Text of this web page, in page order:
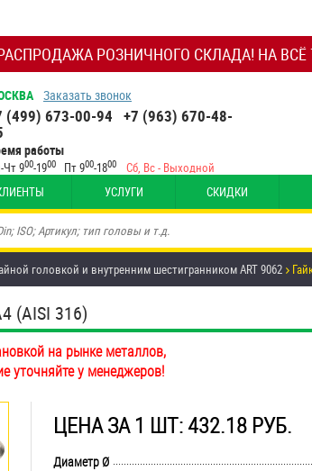
РОЗНИЧНОГО СКЛАДА! НА ВСЁ
Заказать звонок
(499) 673-00-94 +7 (963) 670-48-
работы
Чт 900-1900 Пт 900-1800 Сб, Вс - Выходной
УСЛУГИ СКИДКИ
головкой и внутренним шестигранником ART 9062
(AISI 316)
на рынке металлов,
уточняйте у менеджеров!
ЦЕНА ЗА 1 ШТ: 432.18 РУБ.
Диаметр Ø